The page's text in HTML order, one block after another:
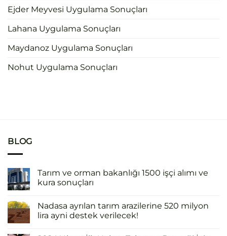
Ejder Meyvesi Uygulama Sonuçları
Lahana Uygulama Sonuçları
Maydanoz Uygulama Sonuçları
Nohut Uygulama Sonuçları
BLOG
Tarım ve orman bakanlığı 1500 işçi alımı ve
kura sonuçları
Nadasa ayrılan tarım arazilerine 520 milyon
lira ayni destek verilecek!